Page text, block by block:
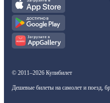
© 2011–2026 Купибилет
Дешевые билеты на самолет и поезд,